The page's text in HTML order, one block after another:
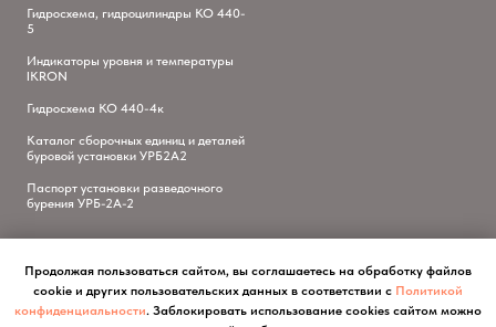
Продолжая пользоваться сайтом, вы соглашаетесь на обработку файлов
cookie и других пользовательских данных в соответствии с Политикой
конфиденциальности. Заблокировать использование cookies сайтом можно
Гидросхема, гидроцилиндры КО 440-
5
Индикаторы уровня и температуры
IKRON
Гидросхема КО 440-4к
Каталог сборочных единиц и деталей
буровой установки УРБ2А2
Паспорт установки разведочного
бурения УРБ-2А-2